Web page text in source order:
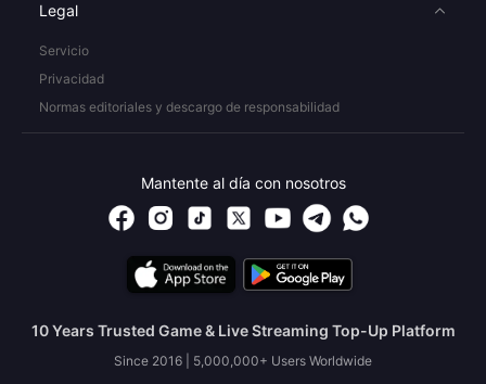
Legal
Servicio
Privacidad
Normas editoriales y descargo de responsabilidad
Mantente al día con nosotros
10 Years Trusted Game & Live Streaming Top-Up Platform
Since 2016 | 5,000,000+ Users Worldwide